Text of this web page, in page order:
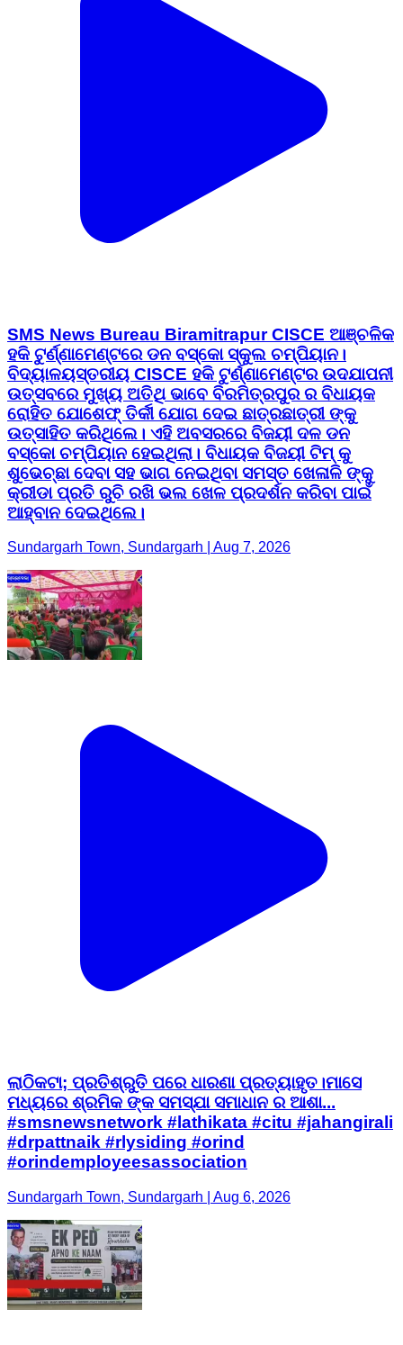
SMS News Bureau Biramitrapur CISCE ଆଞ୍ଚଳିକ
ହକି ଟୁର୍ଣ୍ଣାମେଣ୍ଟରେ ଡନ ବସ୍କୋ ସ୍କୁଲ ଚମ୍ପିୟାନ।
ବିଦ୍ୟାଳୟସ୍ତରୀୟ CISCE ହକି ଟୁର୍ଣ୍ଣାମେଣ୍ଟର ଉଦଯାପନୀ
ଉତ୍ସବରେ ମୁଖ୍ୟ ଅତିଥି ଭାବେ ବିରମିତ୍ରପୁର ର ବିଧାୟକ
ରୋହିତ ଯୋଶେଫ୍ ତିର୍କୀ ଯୋଗ ଦେଇ ଛାତ୍ରଛାତ୍ରୀ ଙ୍କୁ
ଉତ୍ସାହିତ କରିଥିଲେ। ଏହି ଅବସରରେ ବିଜୟୀ ଦଳ ଡନ
ବସ୍କୋ ଚମ୍ପିୟାନ ହେଇଥିଲା। ବିଧାୟକ ବିଜୟୀ ଟିମ୍ କୁ
ଶୁଭେଚ୍ଛା ଦେବା ସହ ଭାଗ ନେଇଥିବା ସମସ୍ତ ଖେଳାଳି ଙ୍କୁ
କ୍ରୀଡା ପ୍ରତି ରୁଚି ରଖି ଭଲ ଖେଳ ପ୍ରଦର୍ଶନ କରିବା ପାଇଁ
ଆହ୍ବାନ ଦେଇଥିଲେ।
Sundargarh Town, Sundargarh | Aug 7, 2026
ଲାଠିକଟା; ପ୍ରତିଶ୍ରୁତି ପରେ ଧାରଣା ପ୍ରତ୍ୟାହୃତ।ମାସେ
ମଧ୍ୟରେ ଶ୍ରମିକ ଙ୍କ ସମସ୍ଯା ସମାଧାନ ର ଆଶା...
#smsnewsnetwork #lathikata #citu #jahangirali
#drpattnaik #rlysiding #orind
#orindemployeesassociation
Sundargarh Town, Sundargarh | Aug 6, 2026